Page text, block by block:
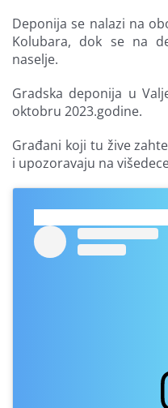
Deponija se nalazi na
Kolubara, dok se na
naselje.
Gradska deponija u
oktobru 2023.godine.
Građani koji tu žive
i upozoravaju na